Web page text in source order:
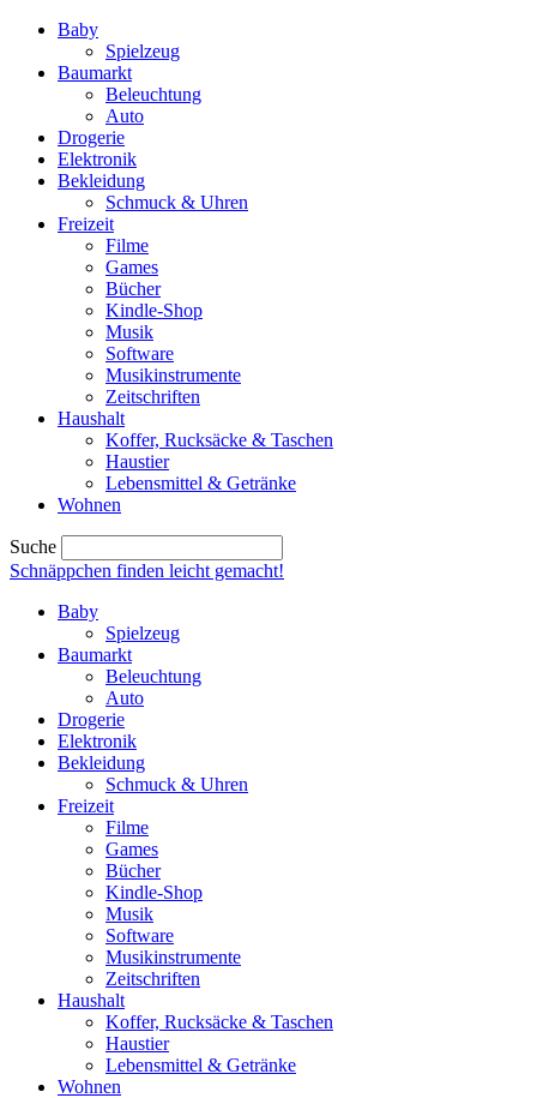
Baby
Spielzeug
Baumarkt
Beleuchtung
Auto
Drogerie
Elektronik
Bekleidung
Schmuck & Uhren
Freizeit
Filme
Games
Bücher
Kindle-Shop
Musik
Software
Musikinstrumente
Zeitschriften
Haushalt
Koffer, Rucksäcke & Taschen
Haustier
Lebensmittel & Getränke
Wohnen
Suche
Schnäppchen finden leicht gemacht!
Baby
Spielzeug
Baumarkt
Beleuchtung
Auto
Drogerie
Elektronik
Bekleidung
Schmuck & Uhren
Freizeit
Filme
Games
Bücher
Kindle-Shop
Musik
Software
Musikinstrumente
Zeitschriften
Haushalt
Koffer, Rucksäcke & Taschen
Haustier
Lebensmittel & Getränke
Wohnen